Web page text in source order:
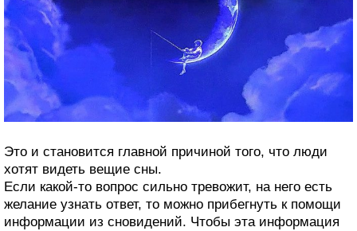
Это и становится главной причиной того, что люди
хотят видеть вещие сны.
Если какой-то вопрос сильно тревожит, на него есть
желание узнать ответ, то можно прибегнуть к помощи
информации из сновидений. Чтобы эта информация